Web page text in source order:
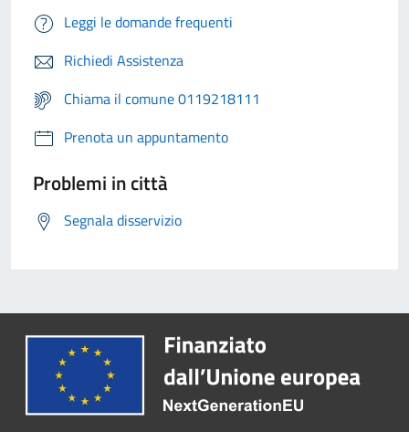
Leggi le domande frequenti
Richiedi Assistenza
Chiama il comune 0119218111
Prenota un appuntamento
Problemi in città
Segnala disservizio